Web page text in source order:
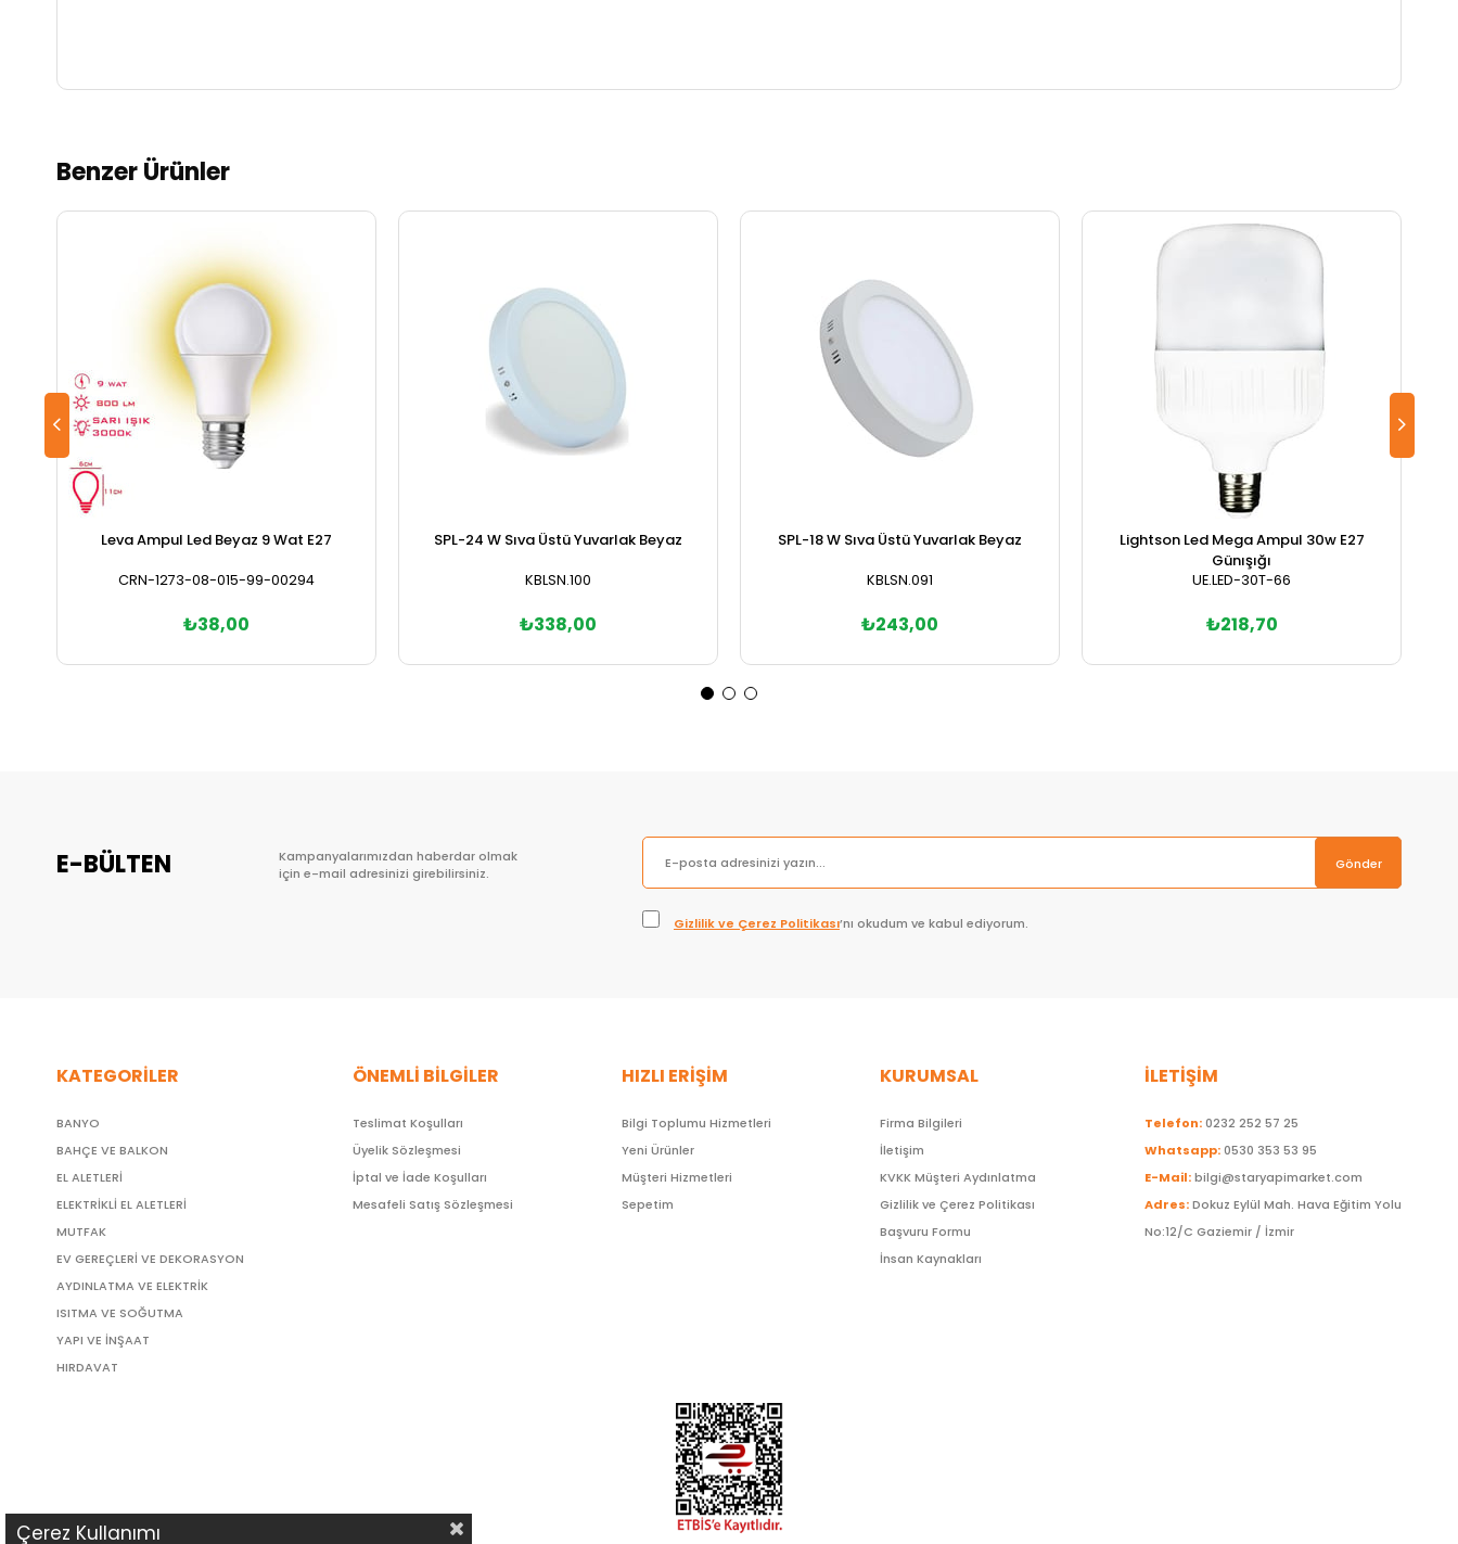
Benzer Ürünler
Leva Ampul Led Beyaz 9 Wat E27
CRN-1273-08-015-99-00294
₺38,00
SPL-24 W Sıva Üstü Yuvarlak Beyaz
KBLSN.100
₺338,00
SPL-18 W Sıva Üstü Yuvarlak Beyaz
KBLSN.091
₺243,00
Lightson Led Mega Ampul 30w E27
Günışığı
UE.LED-30T-66
₺218,70
E-BÜLTEN
Kampanyalarımızdan haberdar olmak
için e-mail adresinizi girebilirsiniz.
Gönder
Gizlilik ve Çerez Politikası’nı okudum ve kabul ediyorum.
KATEGORİLER
BANYO
BAHÇE VE BALKON
EL ALETLERİ
ELEKTRİKLİ EL ALETLERİ
MUTFAK
EV GEREÇLERİ VE DEKORASYON
AYDINLATMA VE ELEKTRİK
ISITMA VE SOĞUTMA
YAPI VE İNŞAAT
HIRDAVAT
ÖNEMLİ BİLGİLER
Teslimat Koşulları
Üyelik Sözleşmesi
İptal ve İade Koşulları
Mesafeli Satış Sözleşmesi
HIZLI ERİŞİM
Bilgi Toplumu Hizmetleri
Yeni Ürünler
Müşteri Hizmetleri
Sepetim
KURUMSAL
Firma Bilgileri
İletişim
KVKK Müşteri Aydınlatma
Gizlilik ve Çerez Politikası
Başvuru Formu
İnsan Kaynakları
İLETİŞİM
Telefon:0232 252 57 25
Whatsapp:0530 353 53 95
E-Mail:bilgi@staryapimarket.com
Adres:Dokuz Eylül Mah. Hava Eğitim Yolu
No:12/C Gaziemir / İzmir
Çerez Kullanımı